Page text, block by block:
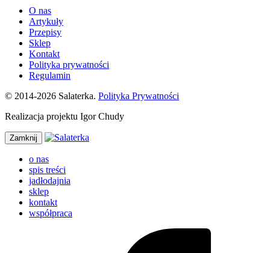
O nas
Artykuły
Przepisy
Sklep
Kontakt
Polityka prywatności
Regulamin
© 2014-2026 Salaterka. Polityka Prywatności
Realizacja projektu Igor Chudy
Zamknij
o nas
spis treści
jadłodajnia
sklep
kontakt
współpraca